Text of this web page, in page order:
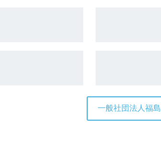
一般社団法人福